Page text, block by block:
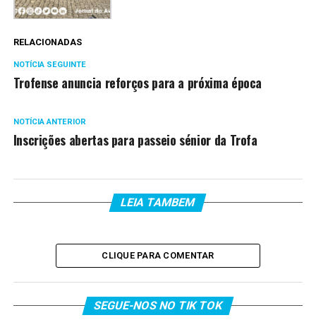
RELACIONADAS
NOTÍCIA SEGUINTE
Trofense anuncia reforços para a próxima época
NOTÍCIA ANTERIOR
Inscrições abertas para passeio sénior da Trofa
LEIA TAMBEM
CLIQUE PARA COMENTAR
SEGUE-NOS NO TIK TOK